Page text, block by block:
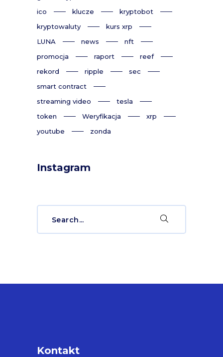
ico
klucze
kryptobot
kryptowaluty
kurs xrp
LUNA
news
nft
promocja
raport
reef
rekord
ripple
sec
smart contract
streaming video
tesla
token
Weryfikacja
xrp
youtube
zonda
Instagram
Kontakt